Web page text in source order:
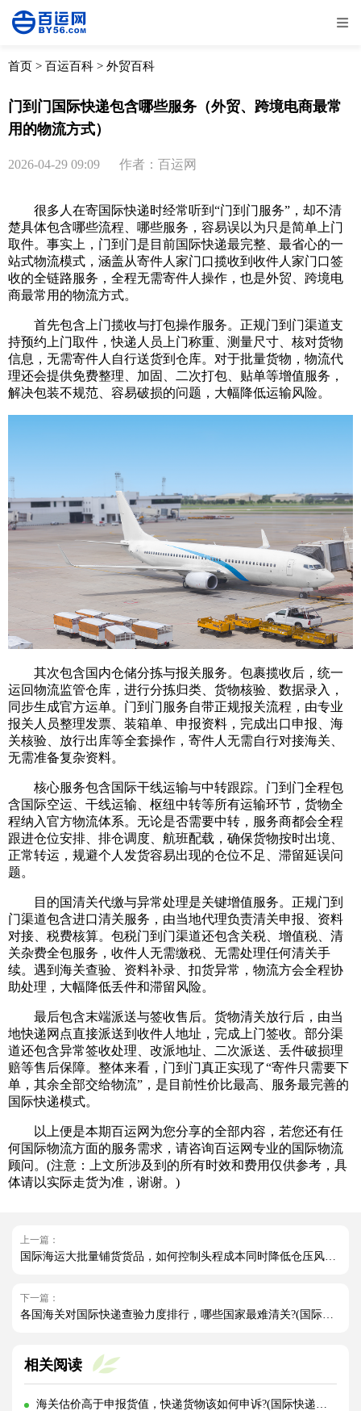
全部 物流资讯
取消
首页 > 百运百科 > 外贸百科
门到门国际快递包含哪些服务（外贸、跨境电商最常
用的物流方式）
2026-04-29 09:09 作者：百运网
很多人在寄国际快递时经常听到“门到门服务”，却不清
楚具体包含哪些流程、哪些服务，容易误以为只是简单上门
取件。事实上，门到门是目前国际快递最完整、最省心的一
站式物流模式，涵盖从寄件人家门口揽收到收件人家门口签
收的全链路服务，全程无需寄件人操作，也是外贸、跨境电
商最常用的物流方式。
首先包含上门揽收与打包操作服务。正规门到门渠道支
持预约上门取件，快递人员上门称重、测量尺寸、核对货物
信息，无需寄件人自行送货到仓库。对于批量货物，物流代
理还会提供免费整理、加固、二次打包、贴单等增值服务，
解决包装不规范、容易破损的问题，大幅降低运输风险。
其次包含国内仓储分拣与报关服务。包裹揽收后，统一
运回物流监管仓库，进行分拣归类、货物核验、数据录入，
同步生成官方运单。门到门服务自带正规报关流程，由专业
报关人员整理发票、装箱单、申报资料，完成出口申报、海
关核验、放行出库等全套操作，寄件人无需自行对接海关、
无需准备复杂资料。
核心服务包含国际干线运输与中转跟踪。门到门全程包
含国际空运、干线运输、枢纽中转等所有运输环节，货物全
程纳入官方物流体系。无论是否需要中转，服务商都会全程
跟进仓位安排、排仓调度、航班配载，确保货物按时出境、
正常转运，规避个人发货容易出现的仓位不足、滞留延误问
题。
目的国清关代缴与异常处理是关键增值服务。正规门到
门渠道包含进口清关服务，由当地代理负责清关申报、资料
对接、税费核算。包税门到门渠道还包含关税、增值税、清
关杂费全包服务，收件人无需缴税、无需处理任何清关手
续。遇到海关查验、资料补录、扣货异常，物流方会全程协
助处理，大幅降低丢件和滞留风险。
最后包含末端派送与签收售后。货物清关放行后，由当
地快递网点直接派送到收件人地址，完成上门签收。部分渠
道还包含异常签收处理、改派地址、二次派送、丢件破损理
赔等售后保障。整体来看，门到门真正实现了“寄件只需要下
单，其余全部交给物流”，是目前性价比最高、服务最完善的
国际快递模式。
以上便是本期百运网为您分享的全部内容，若您还有任
何国际物流方面的服务需求，请咨询百运网专业的国际物流
顾问。(注意：上文所涉及到的所有时效和费用仅供参考，具
体请以实际走货为准，谢谢。)
上一篇：
下一篇：
相关阅读
海关估价高于申报货值，快递货物该如何申诉?(国际快递干货知识分享)